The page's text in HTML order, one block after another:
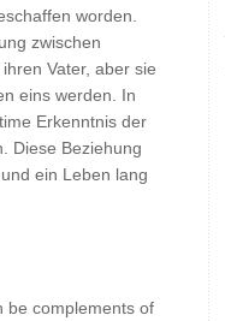
worden.
zwischen
Vater, aber sie
eins werden. In
Erkenntnis der
Diese Beziehung
ein Leben lang
be complements of